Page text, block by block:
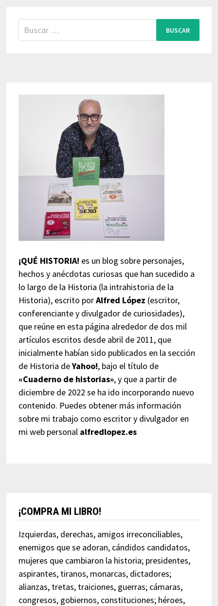
Buscar:
¡QUÉ HISTORIA! es un blog sobre personajes,
hechos y anécdotas curiosas que han sucedido a
lo largo de la Historia (la intrahistoria de la
Historia), escrito porAlfred López (escritor,
conferenciante y divulgador de curiosidades),
que reúne en esta página alrededor de dos mil
artículos escritos desde abril de 2011, que
inicialmente habían sido publicados en la sección
de Historia deYahoo!, bajo el título de
«Cuaderno de historias», y que a partir de
diciembre de 2022 se ha ido incorporando nuevo
contenido. Puedes obtener más información
sobre mi trabajo como escritor y divulgador en
mi web personal alfredlopez.es
¡COMPRA MI LIBRO!
Izquierdas, derechas, amigos irreconciliables,
enemigos que se adoran, cándidos candidatos,
mujeres que cambiaron la historia; presidentes,
aspirantes, tiranos, monarcas, dictadores;
alianzas, tretas, traiciones, guerras; cámaras,
congresos, gobiernos, constituciones; héroes,